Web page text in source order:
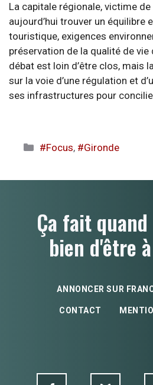
La capitale régionale, victime
aujourd’hui trouver un équilibre
touristique, exigences
préservation de la qualité de vie
débat est loin d’être clos, mais
sur la voie d’une régulation et
ses infrastructures pour
Catégories
#Focus, #Gironde
Ça fait
bien d'être
ANNONCER SUR
CONTACT